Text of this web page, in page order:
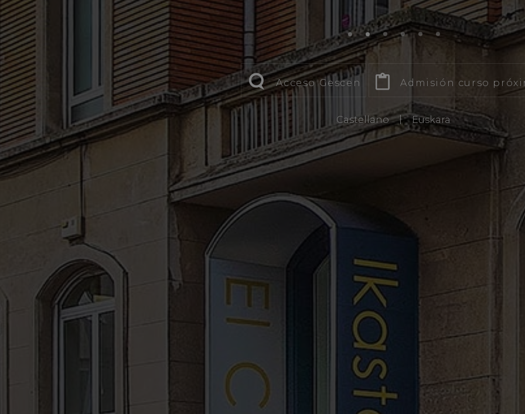
Acceso Gescen